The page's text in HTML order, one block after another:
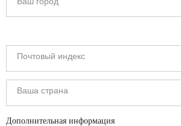
Дополнительная информация